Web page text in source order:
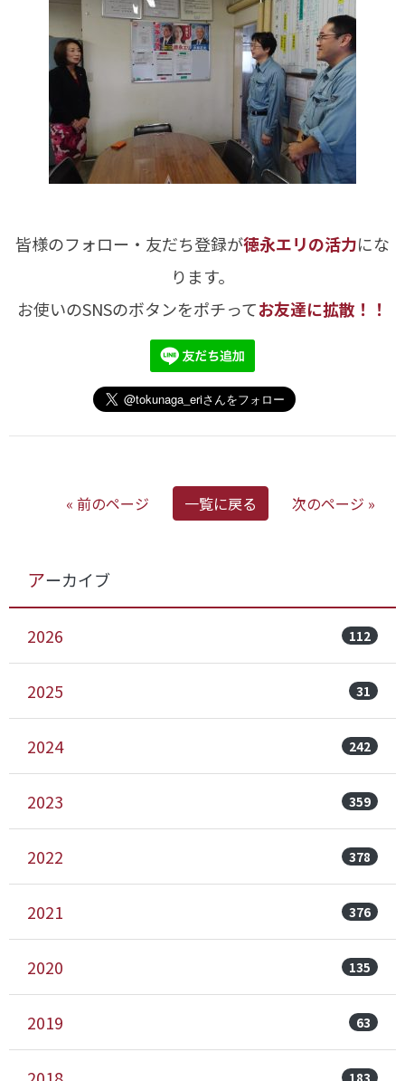
皆様のフォロー・友だち登録が徳永エリの活力にな
ります。
お使いのSNSのボタンをポチってお友達に拡散！！
« 前のページ 一覧に戻る 次のページ »
アーカイブ
2026 112
2025 31
2024 242
2023 359
2022 378
2021 376
2020 135
2019 63
183